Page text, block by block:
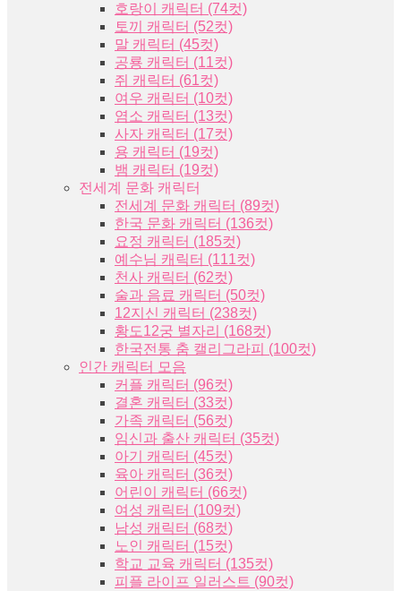
호랑이 캐릭터 (74컷)
토끼 캐릭터 (52컷)
말 캐릭터 (45컷)
공룡 캐릭터 (11컷)
쥐 캐릭터 (61컷)
여우 캐릭터 (10컷)
염소 캐릭터 (13컷)
사자 캐릭터 (17컷)
용 캐릭터 (19컷)
뱀 캐릭터 (19컷)
전세계 문화 캐릭터
전세계 문화 캐릭터 (89컷)
한국 문화 캐릭터 (136컷)
요정 캐릭터 (185컷)
예수님 캐릭터 (111컷)
천사 캐릭터 (62컷)
술과 음료 캐릭터 (50컷)
12지신 캐릭터 (238컷)
황도12궁 별자리 (168컷)
한국전통 춤 캘리그라피 (100컷)
인간 캐릭터 모음
커플 캐릭터 (96컷)
결혼 캐릭터 (33컷)
가족 캐릭터 (56컷)
임신과 출산 캐릭터 (35컷)
아기 캐릭터 (45컷)
육아 캐릭터 (36컷)
어린이 캐릭터 (66컷)
여성 캐릭터 (109컷)
남성 캐릭터 (68컷)
노인 캐릭터 (15컷)
학교 교육 캐릭터 (135컷)
피플 라이프 일러스트 (90컷)